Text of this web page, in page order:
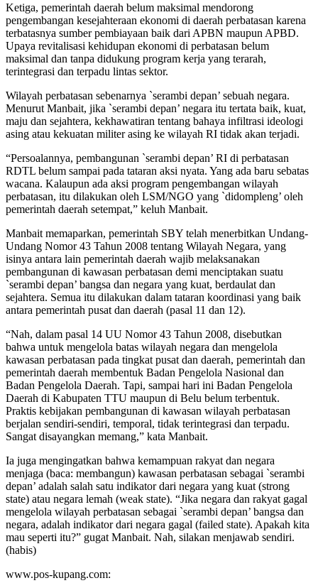
Ketiga, pemerintah daerah belum maksimal mendorong
pengembangan kesejahteraan ekonomi di daerah perbatasan karena
terbatasnya sumber pembiayaan baik dari APBN maupun APBD.
Upaya revitalisasi kehidupan ekonomi di perbatasan belum
maksimal dan tanpa didukung program kerja yang terarah,
terintegrasi dan terpadu lintas sektor.
Wilayah perbatasan sebenarnya `serambi depan’ sebuah negara.
Menurut Manbait, jika `serambi depan’ negara itu tertata baik, kuat,
maju dan sejahtera, kekhawatiran tentang bahaya infiltrasi ideologi
asing atau kekuatan militer asing ke wilayah RI tidak akan terjadi.
“Persoalannya, pembangunan `serambi depan’ RI di perbatasan
RDTL belum sampai pada tataran aksi nyata. Yang ada baru sebatas
wacana. Kalaupun ada aksi program pengembangan wilayah
perbatasan, itu dilakukan oleh LSM/NGO yang `didompleng’ oleh
pemerintah daerah setempat,” keluh Manbait.
Manbait memaparkan, pemerintah SBY telah menerbitkan Undang-
Undang Nomor 43 Tahun 2008 tentang Wilayah Negara, yang
isinya antara lain pemerintah daerah wajib melaksanakan
pembangunan di kawasan perbatasan demi menciptakan suatu
`serambi depan’ bangsa dan negara yang kuat, berdaulat dan
sejahtera. Semua itu dilakukan dalam tataran koordinasi yang baik
antara pemerintah pusat dan daerah (pasal 11 dan 12).
“Nah, dalam pasal 14 UU Nomor 43 Tahun 2008, disebutkan
bahwa untuk mengelola batas wilayah negara dan mengelola
kawasan perbatasan pada tingkat pusat dan daerah, pemerintah dan
pemerintah daerah membentuk Badan Pengelola Nasional dan
Badan Pengelola Daerah. Tapi, sampai hari ini Badan Pengelola
Daerah di Kabupaten TTU maupun di Belu belum terbentuk.
Praktis kebijakan pembangunan di kawasan wilayah perbatasan
berjalan sendiri-sendiri, temporal, tidak terintegrasi dan terpadu.
Sangat disayangkan memang,” kata Manbait.
Ia juga mengingatkan bahwa kemampuan rakyat dan negara
menjaga (baca: membangun) kawasan perbatasan sebagai `serambi
depan’ adalah salah satu indikator dari negara yang kuat (strong
state) atau negara lemah (weak state). “Jika negara dan rakyat gagal
mengelola wilayah perbatasan sebagai `serambi depan’ bangsa dan
negara, adalah indikator dari negara gagal (failed state). Apakah kita
mau seperti itu?” gugat Manbait. Nah, silakan menjawab sendiri.
(habis)
www.pos-kupang.com: